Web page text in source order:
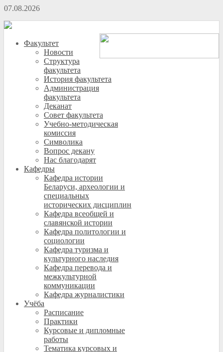
07.08.2026
Факультет
Новости
Структура
факультета
История факультета
Администрация
факультета
Деканат
Совет факультета
Учебно-методическая
комиссия
Символика
Вопрос декану
Нас благодарят
Кафедры
Кафедра истории
Беларуси, археологии и
специальных
исторических дисциплин
Кафедра всеобщей и
славянской истории
Кафедра политологии и
социологии
Кафедра туризма и
культурного наследия
Кафедра перевода и
межкультурной
коммуникации
Кафедра журналистики
Учёба
Расписание
Практики
Курсовые и дипломные
работы
Тематика курсовых и